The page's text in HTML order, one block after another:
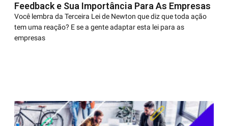
Feedback e Sua Importância Para As Empresas
Você lembra da Terceira Lei de Newton que diz que toda ação
tem uma reação? E se a gente adaptar esta lei para as
empresas